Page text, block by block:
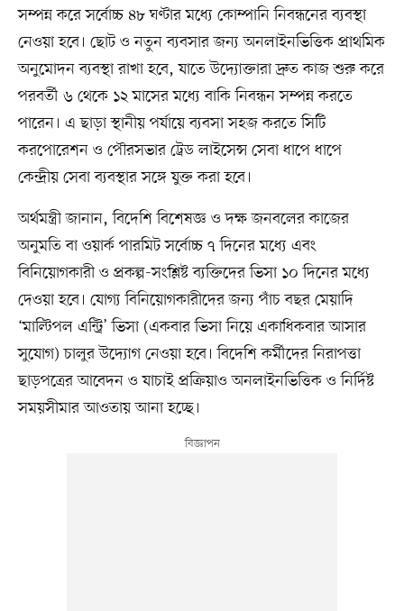
সম্পন্ন করে সর্বোচ্চ ৪৮ ঘণ্টার মধ্যে কোম্পানি নিবন্ধনের ব্যবস্থা
নেওয়া হবে। ছোট ও নতুন ব্যবসার জন্য অনলাইনভিত্তিক প্রাথমিক
অনুমোদন ব্যবস্থা রাখা হবে, যাতে উদ্যোক্তারা দ্রুত কাজ শুরু করে
পরবর্তী ৬ থেকে ১২ মাসের মধ্যে বাকি নিবন্ধন সম্পন্ন করতে
পারেন। এ ছাড়া স্থানীয় পর্যায়ে ব্যবসা সহজ করতে সিটি
করপোরেশন ও পৌরসভার ট্রেড লাইসেন্স সেবা ধাপে ধাপে
কেন্দ্রীয় সেবা ব্যবস্থার সঙ্গে যুক্ত করা হবে।
অর্থমন্ত্রী জানান, বিদেশি বিশেষজ্ঞ ও দক্ষ জনবলের কাজের
অনুমতি বা ওয়ার্ক পারমিট সর্বোচ্চ ৭ দিনের মধ্যে এবং
বিনিয়োগকারী ও প্রকল্প-সংশ্লিষ্ট ব্যক্তিদের ভিসা ১০ দিনের মধ্যে
দেওয়া হবে। যোগ্য বিনিয়োগকারীদের জন্য পাঁচ বছর মেয়াদি
‘মাল্টিপল এন্ট্রি’ ভিসা (একবার ভিসা নিয়ে একাধিকবার আসার
সুযোগ) চালুর উদ্যোগ নেওয়া হবে। বিদেশি কর্মীদের নিরাপত্তা
ছাড়পত্রের আবেদন ও যাচাই প্রক্রিয়াও অনলাইনভিত্তিক ও নির্দিষ্ট
সময়সীমার আওতায় আনা হচ্ছে।